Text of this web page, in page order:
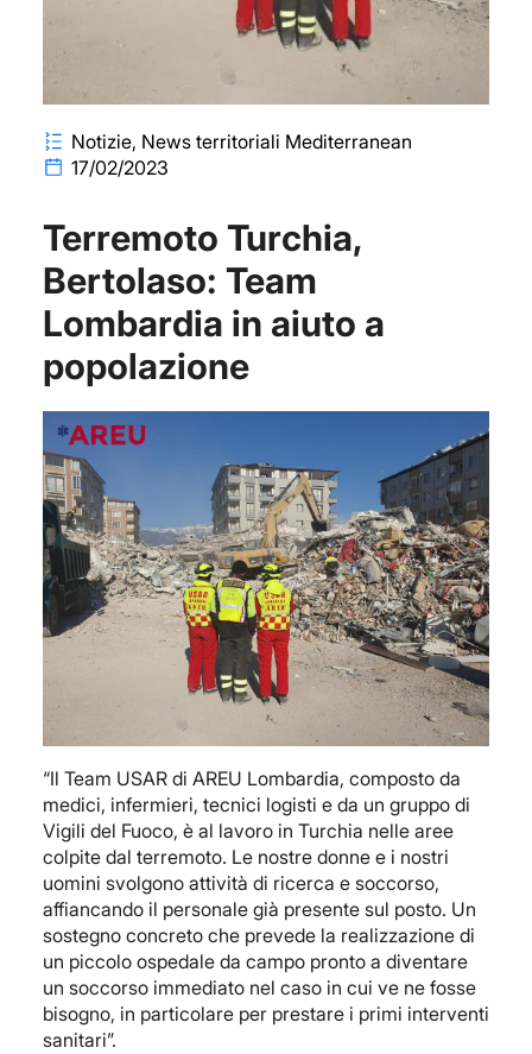
Notizie News territoriali Mediterranean
17/02/2023
Terremoto Turchia,
Bertolaso: Team
Lombardia in aiuto a
popolazione
“Il Team USAR di AREU Lombardia, composto da
medici, infermieri, tecnici logisti e da un gruppo di
Vigili del Fuoco, è al lavoro in Turchia nelle aree
colpite dal terremoto. Le nostre donne e i nostri
uomini svolgono attività di ricerca e soccorso,
affiancando il personale già presente sul posto. Un
sostegno concreto che prevede la realizzazione di
un piccolo ospedale da campo pronto a diventare
un soccorso immediato nel caso in cui ve ne fosse
bisogno, in particolare per prestare i primi interventi
sanitari”.